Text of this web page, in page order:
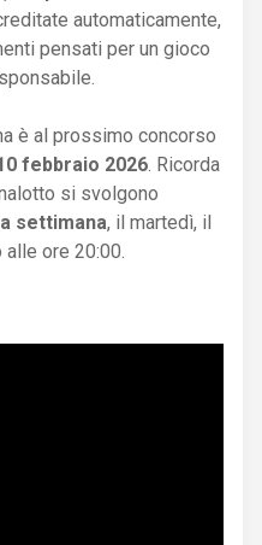
automaticamente,
pensati per un gioco
è al prossimo concorso
febbraio 2026 . Ricorda
si svolgono
settimana, il martedì, il
ore 20:00.